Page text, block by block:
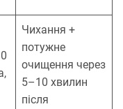
Чихання +
потужне
очищення через
5–10 хвилин
після